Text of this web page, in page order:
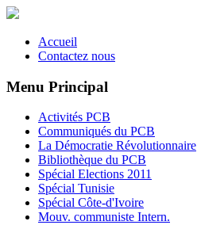
Accueil
Contactez nous
Menu Principal
Activités PCB
Communiqués du PCB
La Démocratie Révolutionnaire
Bibliothèque du PCB
Spécial Elections 2011
Spécial Tunisie
Spécial Côte-d'Ivoire
Mouv. communiste Intern.